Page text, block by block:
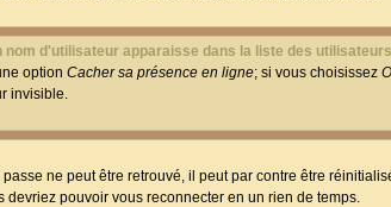
d'utilisateur apparaisse dans la liste des
option Cacher sa présence en ligne; si vous choisissez
invisible.
ne peut être retrouvé, il peut par contre être
devriez pouvoir vous reconnecter en un rien de temps.